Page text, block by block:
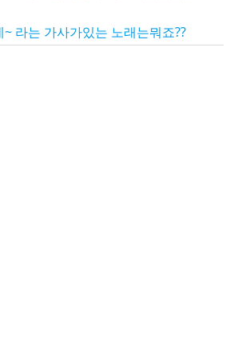
라는 가사가있는 노래는뭐죠??